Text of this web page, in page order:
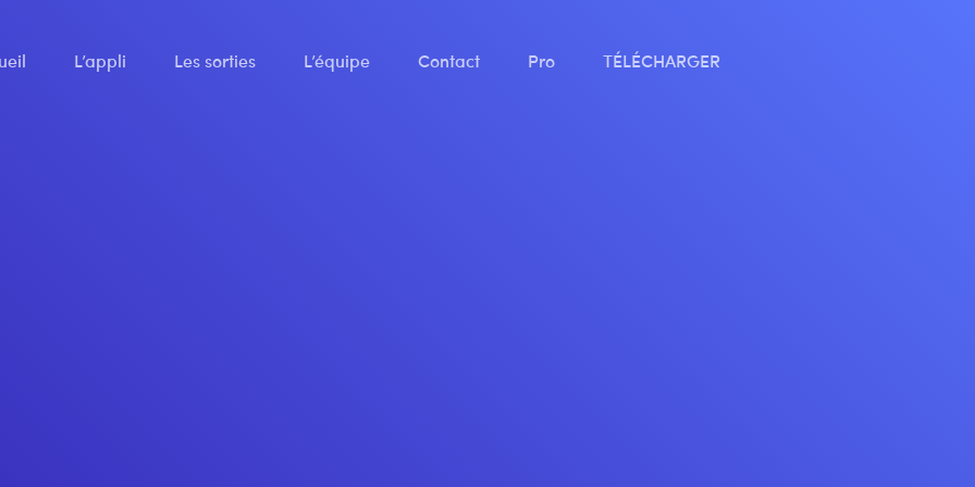
L’appli Les sorties L’équipe Contact Pro TÉLÉCHARGER